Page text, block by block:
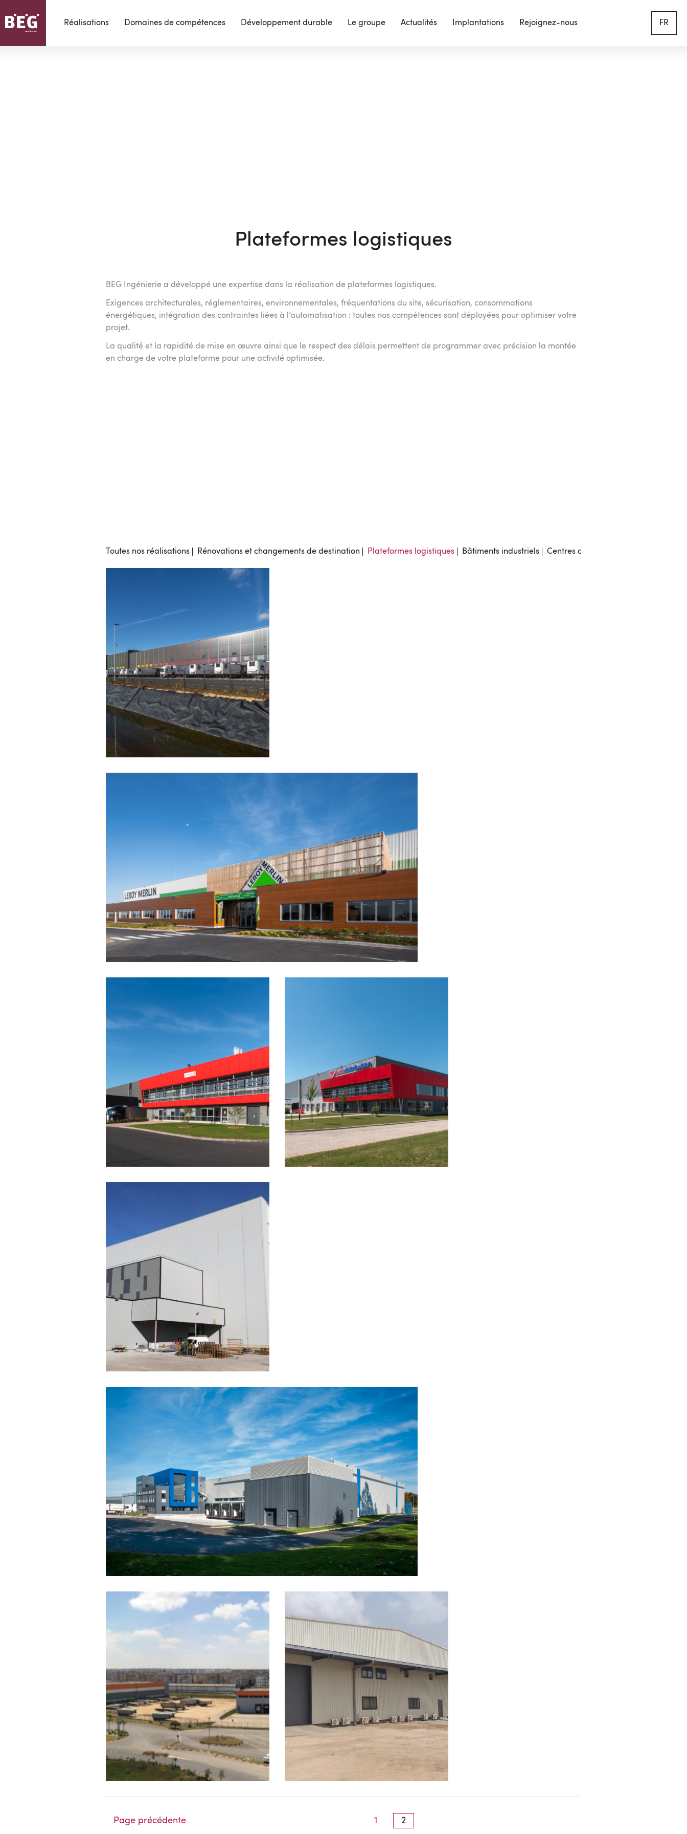
Réalisations Domaines de compétences Développement durable Le groupe Actualités Implantations Rejoignez-nous FR
Plateformes logistiques
BEG Ingénierie a développé une expertise dans la réalisation de plateformes logistiques.
Exigences architecturales, réglementaires, environnementales, fréquentations du site, sécurisation, consommations
énergétiques, intégration des contraintes liées à l’automatisation : toutes nos compétences sont déployées pour optimiser votre
projet.
La qualité et la rapidité de mise en œuvre ainsi que le respect des délais permettent de programmer avec précision la montée
en charge de votre plateforme pour une activité optimisée.
Toutes nos réalisations Rénovations et changements de destination Plateformes logistiques Bâtiments industriels Centres commerciaux
Page précédente 1 2(current)